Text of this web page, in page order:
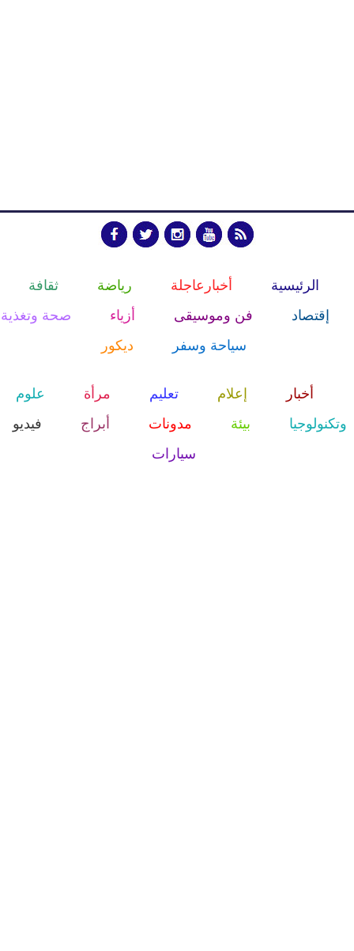
الرئيسية أخبارعاجلة رياضة
ثقافة
إقتصاد
فن وموسيقى أزياء
صحة وتغذية
سياحة وسفر
ديكور
أخبار إعلام تعليم مرأة
علوم
وتكنولوجيا
بيئة مدونات أبراج
فيديو
سيارات